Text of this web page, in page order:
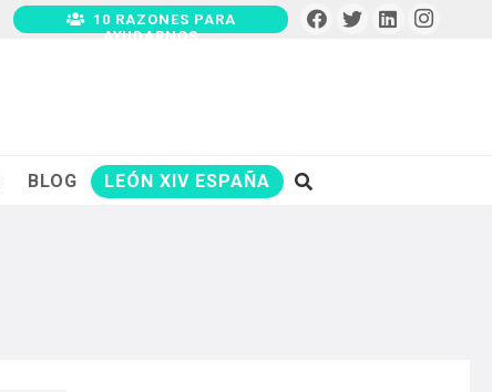
10 RAZONES PARA
AYUDARNOS
BLOG LEÓN XIV ESPAÑA